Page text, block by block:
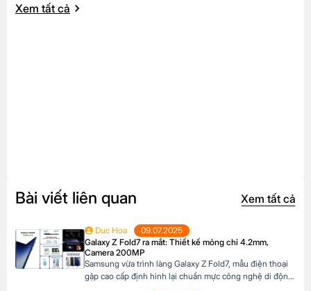
Xem tất cả
Bài viết liên quan Xem tất cả
Duc Hoa
09.07.2025
Galaxy Z Fold7 ra mắt: Thiết kế mỏng chỉ 4.2mm,
Camera 200MP
Samsung vừa trình làng Galaxy Z Fold7, mẫu điện thoại
gập cao cấp định hình lại chuẩn mực công nghệ di động.